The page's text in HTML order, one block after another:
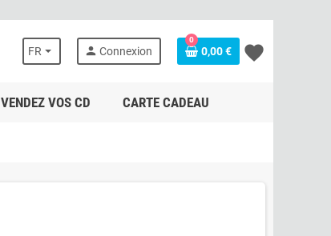
FR person Connexion
0
0,00 € favorite
VENDEZ VOS CD CARTE CADEAU